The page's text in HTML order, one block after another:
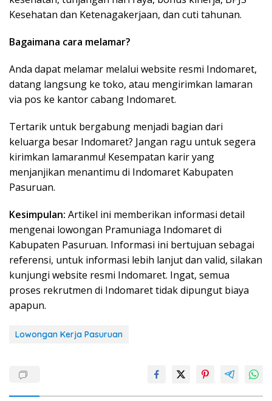
Kesehatan dan Ketenagakerjaan, dan cuti tahunan.
Bagaimana cara melamar?
Anda dapat melamar melalui website resmi Indomaret,
datang langsung ke toko, atau mengirimkan lamaran
via pos ke kantor cabang Indomaret.
Tertarik untuk bergabung menjadi bagian dari
keluarga besar Indomaret? Jangan ragu untuk segera
kirimkan lamaranmu! Kesempatan karir yang
menjanjikan menantimu di Indomaret Kabupaten
Pasuruan.
Kesimpulan: Artikel ini memberikan informasi detail
mengenai lowongan Pramuniaga Indomaret di
Kabupaten Pasuruan. Informasi ini bertujuan sebagai
referensi, untuk informasi lebih lanjut dan valid, silakan
kunjungi website resmi Indomaret. Ingat, semua
proses rekrutmen di Indomaret tidak dipungut biaya
apapun.
Lowongan Kerja Pasuruan